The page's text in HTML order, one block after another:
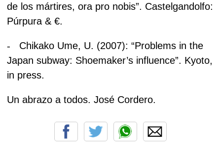
de los mártires, ora pro nobis”. Castelgandolfo:
Púrpura & €.
-
Chikako Ume, U. (2007): “Problems in the
Japan subway: Shoemaker’s influence”. Kyoto,
in press.
Un abrazo a todos. José Cordero.